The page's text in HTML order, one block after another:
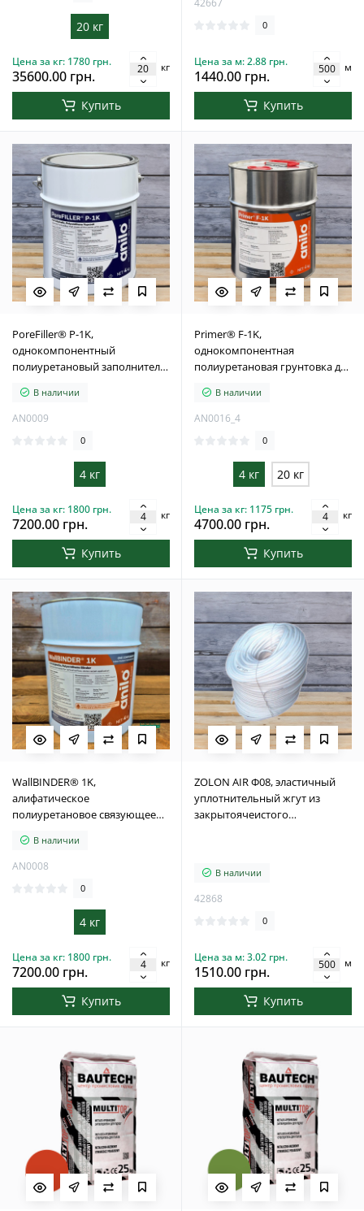
20 кг
Цена за кг: 1780 грн.
35600.00 грн.
кг
Купить
0
Цена за м: 2.88 грн.
1440.00 грн.
м
Купить
PoreFiller® P-1K,
однокомпонентный
полиуретановый заполнитель
В наличии
AN0009
0
4 кг
Цена за кг: 1800 грн.
7200.00 грн.
кг
Купить
Primer® F-1K,
однокомпонентная
полиуретановая грунтовка для
В наличии
AN0016_4
0
4 кг 20 кг
Цена за кг: 1175 грн.
4700.00 грн.
кг
Купить
WallBINDER® 1K,
алифатическое
полиуретановое связующее
каменного ковра, 4 кг
В наличии
AN0008
0
4 кг
Цена за кг: 1800 грн.
7200.00 грн.
кг
Купить
ZOLON AIR Ф08, эластичный
уплотнительный жгут из
закрытоячеистого
В наличии
42868
0
Цена за м: 3.02 грн.
1510.00 грн.
м
Купить